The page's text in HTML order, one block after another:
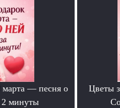
— песня о
2 минуты
Цветы